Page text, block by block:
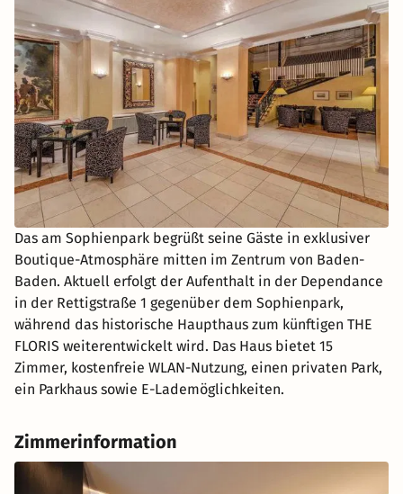
Das am Sophienpark begrüßt seine Gäste in exklusiver
Boutique-Atmosphäre mitten im Zentrum von Baden-
Baden. Aktuell erfolgt der Aufenthalt in der Dependance
in der Rettigstraße 1 gegenüber dem Sophienpark,
während das historische Haupthaus zum künftigen THE
FLORIS weiterentwickelt wird. Das Haus bietet 15
Zimmer, kostenfreie WLAN-Nutzung, einen privaten Park,
ein Parkhaus sowie E-Lademöglichkeiten.
Zimmerinformation